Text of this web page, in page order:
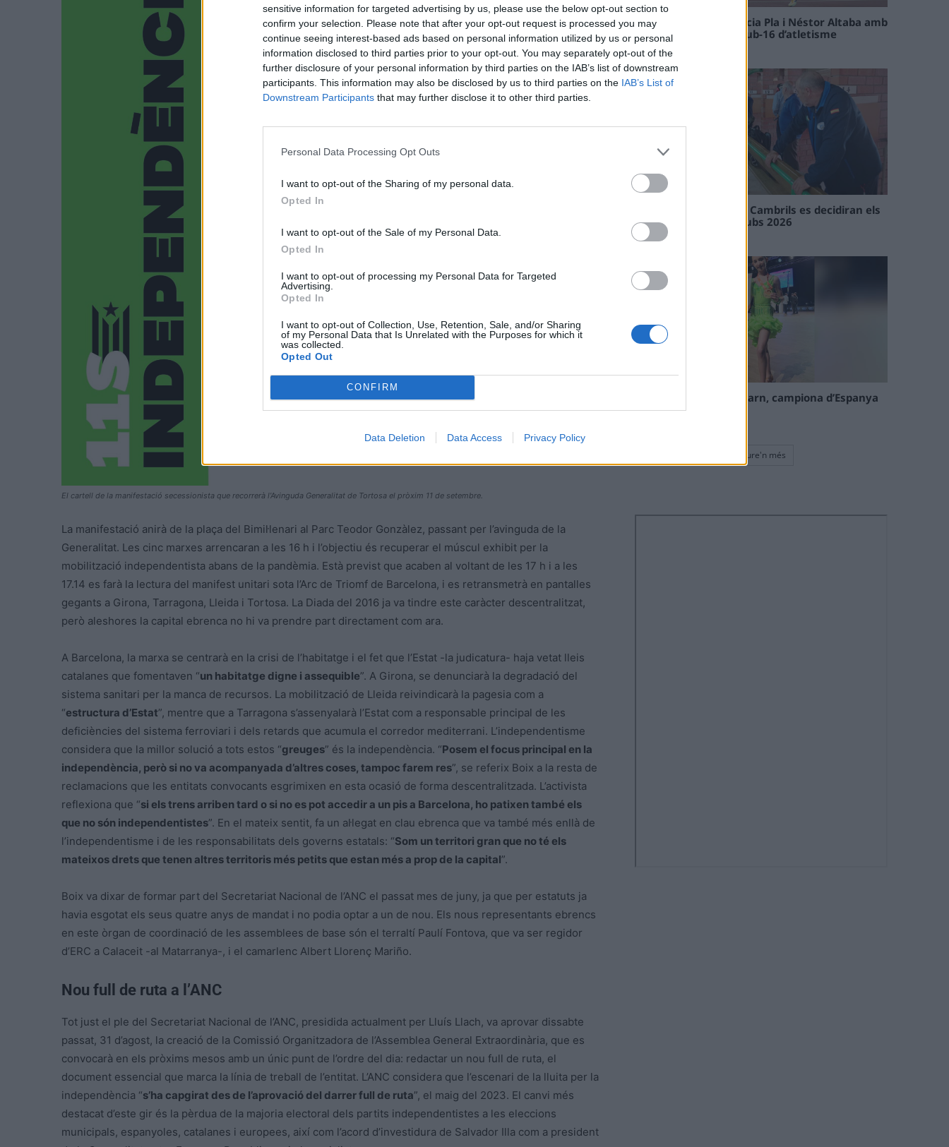
sensitive information for targeted advertising by us, please use the below opt-out section to
confirm your selection. Please note that after your opt-out request is processed you may
continue seeing interest-based ads based on personal information utilized by us or personal
information disclosed to third parties prior to your opt-out. You may separately opt-out of the
further disclosure of your personal information by third parties on the IAB’s list of downstream
participants. This information may also be disclosed by us to third parties on the IAB’s List of
Downstream Participants that may further disclose it to other third parties.
Personal Data Processing Opt Outs
I want to opt-out of the Sharing of my personal data.
Opted In
I want to opt-out of the Sale of my Personal Data.
Opted In
I want to opt-out of processing my Personal Data for Targeted
Advertising.
Opted In
I want to opt-out of Collection, Use, Retention, Sale, and/or Sharing
of my Personal Data that Is Unrelated with the Purposes for which it
was collected.
Opted Out
CONFIRM
Data Deletion Data Access Privacy Policy
El cartell de la manifestació secessionista que recorrerà l’Avinguda Generalitat de Tortosa el pròxim 11 de setembre.
La manifestació anirà de la plaça del Bimil·lenari al Parc Teodor Gonzàlez, passant per l’avinguda de la
Generalitat. Les cinc marxes arrencaran a les 16 h i l’objectiu és recuperar el múscul exhibit per la
mobilització independentista abans de la pandèmia. Està previst que acaben al voltant de les 17 h i a les
17.14 es farà la lectura del manifest unitari sota l’Arc de Triomf de Barcelona, i es retransmetrà en pantalles
gegants a Girona, Tarragona, Lleida i Tortosa. La Diada del 2016 ja va tindre este caràcter descentralitzat,
però aleshores la capital ebrenca no hi va prendre part directament com ara.
A Barcelona, la marxa se centrarà en la crisi de l’habitatge i el fet que l’Estat -la judicatura- haja vetat lleis
catalanes que fomentaven “un habitatge digne i assequible”. A Girona, se denunciarà la degradació del
sistema sanitari per la manca de recursos. La mobilització de Lleida reivindicarà la pagesia com a
“estructura d’Estat”, mentre que a Tarragona s’assenyalarà l’Estat com a responsable principal de les
deficiències del sistema ferroviari i dels retards que acumula el corredor mediterrani. L’independentisme
considera que la millor solució a tots estos “greuges” és la independència. “Posem el focus principal en la
independència, però si no va acompanyada d’altres coses, tampoc farem res”, se referix Boix a la resta de
reclamacions que les entitats convocants esgrimixen en esta ocasió de forma descentralitzada. L’activista
reflexiona que “si els trens arriben tard o si no es pot accedir a un pis a Barcelona, ho patixen també els
que no són independentistes”. En el mateix sentit, fa un al·legat en clau ebrenca que va també més enllà de
l’independentisme i de les responsabilitats dels governs estatals: “Som un territori gran que no té els
mateixos drets que tenen altres territoris més petits que estan més a prop de la capital”.
Boix va dixar de formar part del Secretariat Nacional de l’ANC el passat mes de juny, ja que per estatuts ja
havia esgotat els seus quatre anys de mandat i no podia optar a un de nou. Els nous representants ebrencs
en este òrgan de coordinació de les assemblees de base són el terraltí Paulí Fontova, que va ser regidor
d’ERC a Calaceit -al Matarranya-, i el camarlenc Albert Llorenç Mariño.
Nou full de ruta a l’ANC
Tot just el ple del Secretariat Nacional de l’ANC, presidida actualment per Lluís Llach, va aprovar dissabte
passat, 31 d’agost, la creació de la Comissió Organitzadora de l’Assemblea General Extraordinària, que es
convocarà en els pròxims mesos amb un únic punt de l’ordre del dia: redactar un nou full de ruta, el
document essencial que marca la línia de treball de l’entitat. L’ANC considera que l’escenari de la lluita per la
independència “s’ha capgirat des de l’aprovació del darrer full de ruta”, el maig del 2023. El canvi més
destacat d’este gir és la pèrdua de la majoria electoral dels partits independentistes a les eleccions
municipals, espanyoles, catalanes i europees, així com l’acord d’investidura de Salvador Illa com a president
Paula Sintorres, Patrícia Pla i Néstor Altaba amb
la selecció catalana sub-16 d’atletisme
08 maig 2026
En les tirades de Flix i Cambrils es decidiran els
campions de l’Interclubs 2026
08 maig 2026
La tortosina Cinta Talarn, campiona d’Espanya
de 10 balls solo júnior
Veure'n més